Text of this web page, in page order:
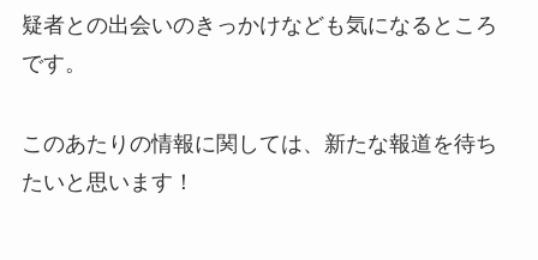
疑者との出会いのきっかけなども気になるところ
です。
このあたりの情報に関しては、新たな報道を待ち
たいと思います！